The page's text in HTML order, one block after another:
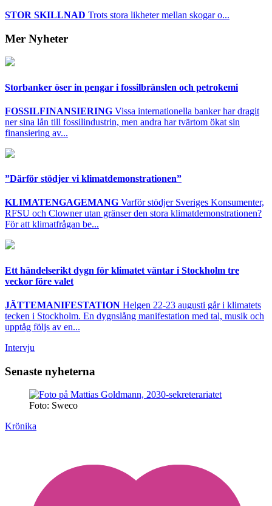
STOR SKILLNAD Trots stora likheter mellan skogar o...
Mer Nyheter
Storbanker öser in pengar i fossilbränslen och petrokemi
FOSSILFINANSIERING Vissa internationella banker har dragit
ner sina lån till fossilindustrin, men andra har tvärtom ökat sin
finansiering av...
”Därför stödjer vi klimatdemonstrationen”
KLIMATENGAGEMANG Varför stödjer Sveriges Konsumenter,
RFSU och Clowner utan gränser den stora klimatdemonstrationen?
För att klimatfrågan be...
Ett händelserikt dygn för klimatet väntar i Stockholm tre
veckor före valet
JÄTTEMANIFESTATION Helgen 22-23 augusti går i klimatets
tecken i Stockholm. En dygnslång manifestation med tal, musik och
upptåg följs av en...
Intervju
Senaste nyheterna
Foto: Sweco
Krönika